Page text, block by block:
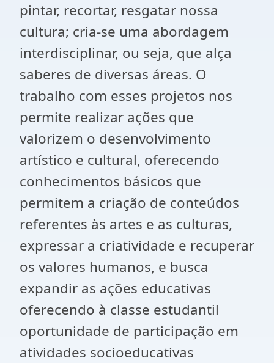
pintar, recortar, resgatar nossa
cultura; cria-se uma abordagem
interdisciplinar, ou seja, que alça
saberes de diversas áreas. O
trabalho com esses projetos nos
permite realizar ações que
valorizem o desenvolvimento
artístico e cultural, oferecendo
conhecimentos básicos que
permitem a criação de conteúdos
referentes às artes e as culturas,
expressar a criatividade e recuperar
os valores humanos, e busca
expandir as ações educativas
oferecendo à classe estudantil
oportunidade de participação em
atividades socioeducativas